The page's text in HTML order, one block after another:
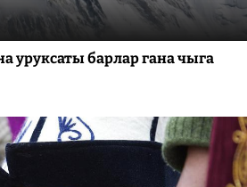
уруксаты барлар гана чыга